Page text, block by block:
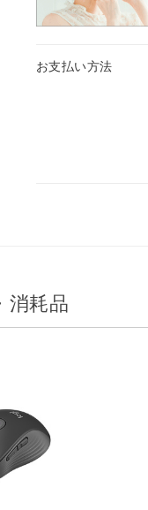
お支払い方法
消耗品